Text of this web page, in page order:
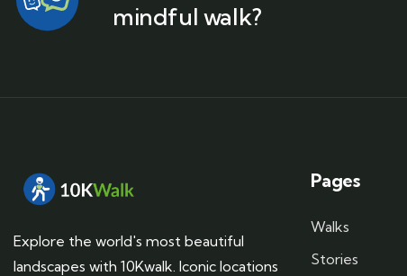
mindful walk?
Explore the world's most beautiful
landscapes with 10Kwalk. Iconic locations
Pages
Walks
Stories